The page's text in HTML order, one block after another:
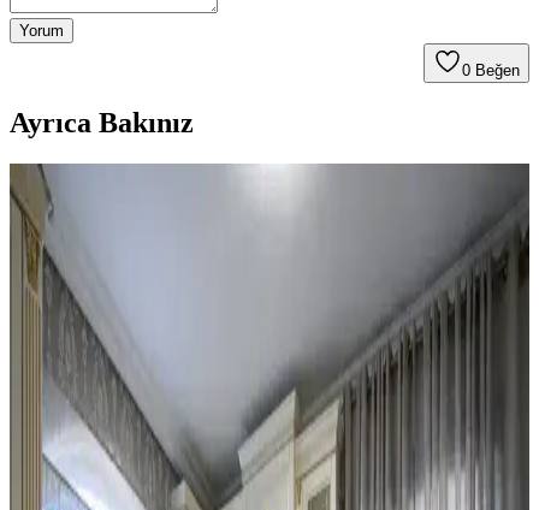
Yorum
0 Beğen
Ayrıca Bakınız
Mutfak Dekorasyonunda Tezgah Arkası ve Dolap
Renkleri: Estetik ve Fonksiyonel Çözümler
Mutfak dekorasyonunda tezgah arkası değiştirme, dolaplarda ikili
tonlama ve altın aksesuar kullanımı estetik ve fonksiyonel bir denge
sağlar. Doğru renk ve malzeme seçimi mekanın havasını belirler.
Mutfak Dekorasyonunda Aydınlatma, Renk ve
Düzenle Pratik İyileştirme Yöntemleri
Mutfak dekorasyonunda aydınlatma, renk uyumu ve düzenleme
teknikleriyle koyu renkli dolaplar ve siyah buzdolabı gibi unsurlar
uyumlu hale getirilir. Bitkiler ve aksesuarlar atmosferi canlandırır.